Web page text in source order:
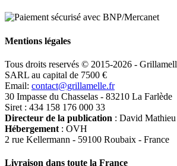
Mentions légales
Tous droits reservés © 2015-2026 -
SARL au capital de 7500 €
Email: contact@grillamelle.fr
30 Impasse du Chasselas - 83210 La Farlède
Siret : 434 158 176 000 33
Directeur de la publication : David Mathieu
Hébergement : OVH
2 rue Kellermann - 59100 Roubaix - France
Livraison dans toute la France